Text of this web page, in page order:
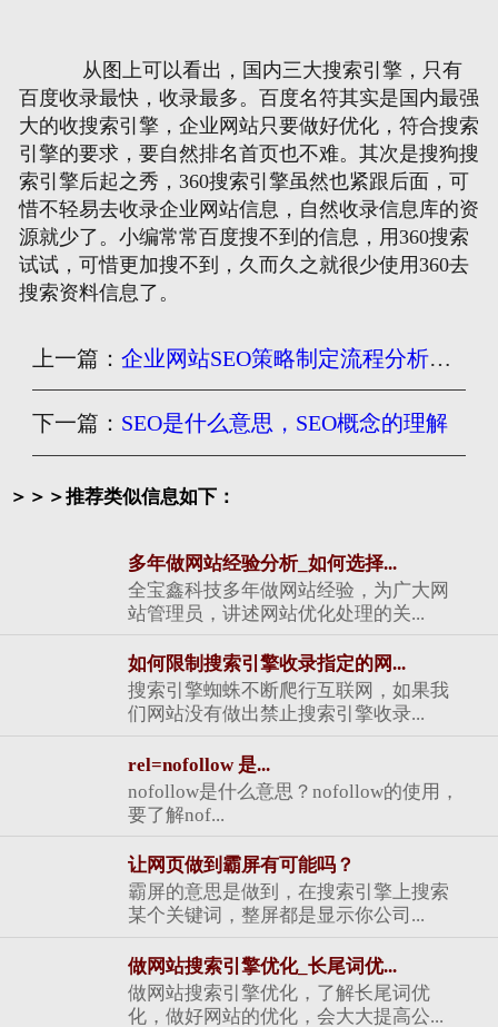
网页地图
文本地图
XML地图
从图上可以看出，国内三大搜索引擎，只有
百度收录最快，收录最多。百度名符其实是国内最强
大的收搜索引擎，企业网站只要做好优化，符合搜索
引擎的要求，要自然排名首页也不难。其次是搜狗搜
索引擎后起之秀，360搜索引擎虽然也紧跟后面，可
惜不轻易去收录企业网站信息，自然收录信息库的资
源就少了。小编常常百度搜不到的信息，用360搜索
试试，可惜更加搜不到，久而久之就很少使用360去
搜索资料信息了。
上一篇：企业网站SEO策略制定流程分析讲解
下一篇： SEO是什么意思，SEO概念的理解
＞＞＞推荐类似信息如下：
多年做网站经验分析_如何选择...
全宝鑫科技多年做网站经验，为广大网
站管理员，讲述网站优化处理的关...
如何限制搜索引擎收录指定的网...
搜索引擎蜘蛛不断爬行互联网，如果我
们网站没有做出禁止搜索引擎收录...
rel=nofollow 是...
nofollow是什么意思？nofollow的使用，
要了解nof...
让网页做到霸屏有可能吗？
霸屏的意思是做到，在搜索引擎上搜索
某个关键词，整屏都是显示你公司...
做网站搜索引擎优化_长尾词优...
做网站搜索引擎优化，了解长尾词优
化，做好网站的优化，会大大提高公...